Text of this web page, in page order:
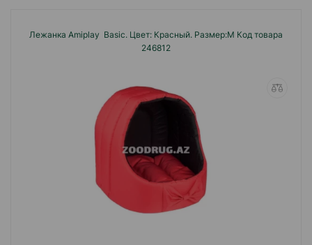
Лежанка Amiplay Basic. Цвет: Красный. Размер:M Код товара
246812